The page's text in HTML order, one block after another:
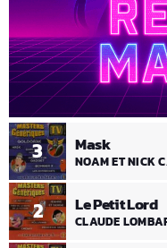
2 Le Petit Lord
CLAUDE
3 Mask
NOAM ET NICK